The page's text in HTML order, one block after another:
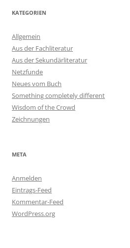
KATEGORIEN
Allgemein
Aus der Fachliteratur
Aus der Sekundärliteratur
Netzfunde
Neues vom Buch
Something completely different
Wisdom of the Crowd
Zeichnungen
META
Anmelden
Eintrags-Feed
Kommentar-Feed
WordPress.org